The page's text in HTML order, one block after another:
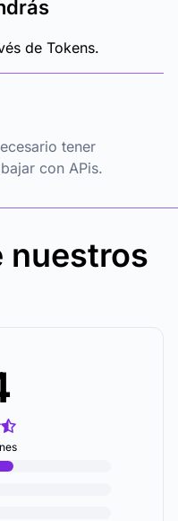
de Tokens.
tener
con APis.
nuestros